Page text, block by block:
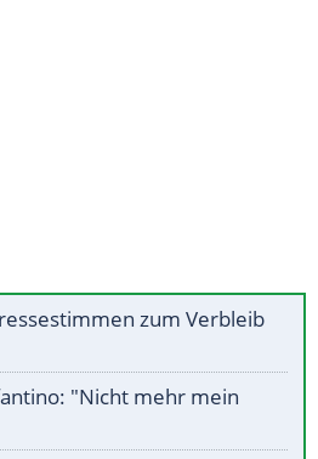
zum Verbleib
"Nicht mehr mein